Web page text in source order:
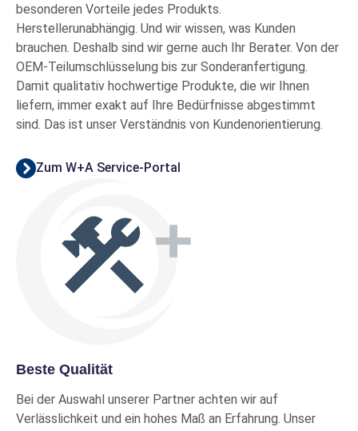
besonderen Vorteile jedes Produkts.
Herstellerunabhängig. Und wir wissen, was Kunden
brauchen. Deshalb sind wir gerne auch Ihr Berater. Von der
OEM-Teilumschlüsselung bis zur Sonderanfertigung.
Damit qualitativ hochwertige Produkte, die wir Ihnen
liefern, immer exakt auf Ihre Bedürfnisse abgestimmt
sind. Das ist unser Verständnis von Kundenorientierung.
Zum W+A Service-Portal
Beste Qualität
Bei der Auswahl unserer Partner achten wir auf
Verlässlichkeit und ein hohes Maß an Erfahrung. Unser